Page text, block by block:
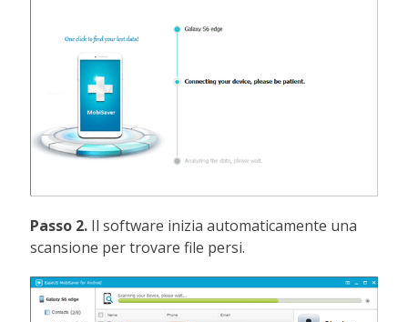
Passo 2. Il software inizia automaticamente una
scansione per trovare file persi.